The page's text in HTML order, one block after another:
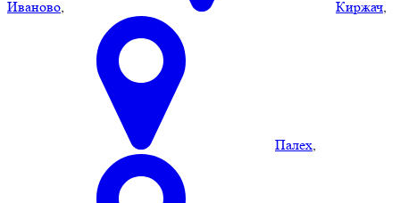
Иваново, Киржач,
Палех,